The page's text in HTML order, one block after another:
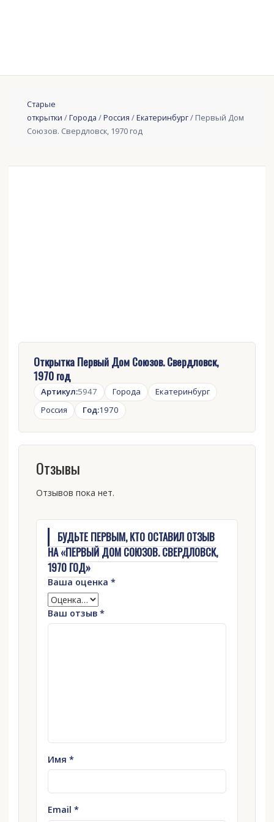
Старые
открытки /Города /Россия /Екатеринбург/ Первый Дом
Союзов. Свердловск, 1970 год
Открытка Первый Дом Союзов. Свердловск,
1970 год
Артикул:5947 Города
Екатеринбург
Россия
Год:1970
Отзывы
Отзывов пока нет.
БУДЬТЕ ПЕРВЫМ, КТО ОСТАВИЛ ОТЗЫВ
НА «ПЕРВЫЙ ДОМ СОЮЗОВ. СВЕРДЛОВСК,
1970 ГОД»
Ваша оценка *
Ваш отзыв *
Имя *
Email *